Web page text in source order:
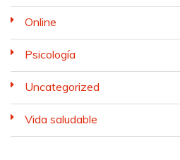
Online
Psicología
Uncategorized
Vida saludable